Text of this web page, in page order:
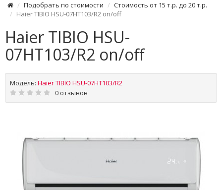
Подобрать по стоимости
Стоимость от 15 т.р. до 20 т.р.
Haier TIBIO HSU-07HT103/R2 on/off
Haier TIBIO HSU-
07HT103/R2 on/off
Модель: Haier TIBIO HSU-07HT103/R2
0 отзывов